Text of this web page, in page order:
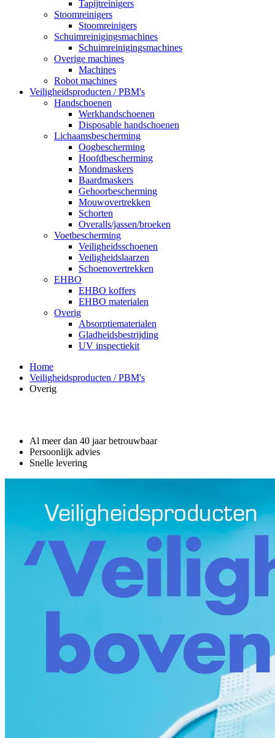
Tapijtreinigers
Stoomreinigers
Stoomreinigers
Schuimreinigingsmachines
Schuimreinigingsmachines
Overige machines
Machines
Robot machines
Veiligheidsproducten / PBM's
Handschoenen
Werkhandschoenen
Disposable handschoenen
Lichaamsbescherming
Oogbescherming
Hoofdbescherming
Mondmaskers
Baardmaskers
Gehoorbescherming
Mouwovertrekken
Schorten
Overalls/jassen/broeken
Voetbescherming
Veiligheidsschoenen
Veiligheidslaarzen
Schoenovertrekken
EHBO
EHBO koffers
EHBO materialen
Overig
Absorptiematerialen
Gladheidsbestrijding
UV inspectiekit
Home
Veiligheidsproducten / PBM's
Overig
Al meer dan 40 jaar betrouwbaar
Persoonlijk advies
Snelle levering